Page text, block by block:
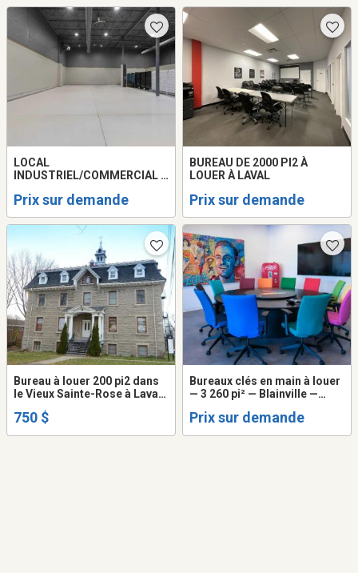
LOCAL
INDUSTRIEL/COMMERCIAL À
Prix sur demande
BUREAU DE 2000 PI2 À
LOUER À LAVAL
Prix sur demande
Bureau à louer 200 pi2 dans
le Vieux Sainte-Rose à Laval
750 $
Bureaux clés en main à louer
— 3 260 pi² — Blainville —
octobre 2026.
Prix sur demande